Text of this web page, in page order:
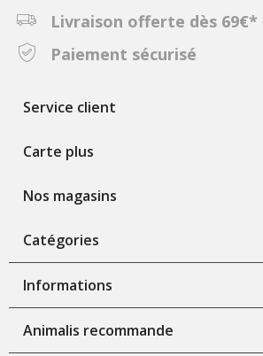
Livraison offerte dès 69€*
Paiement sécurisé
Service client
Carte plus
Nos magasins
Catégories
Informations
Animalis recommande